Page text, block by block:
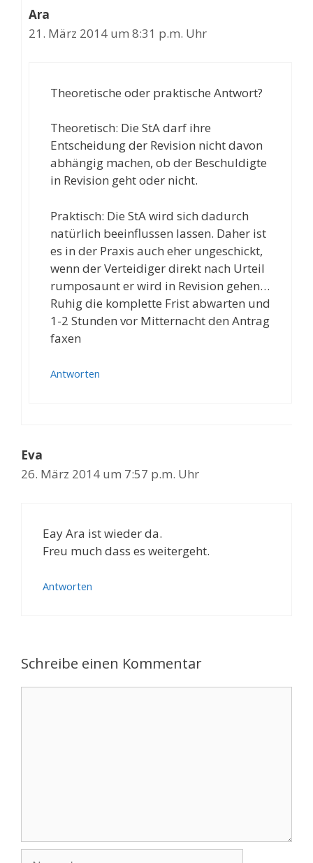
Ara
21. März 2014 um 8:31 p.m. Uhr
Theoretische oder praktische Antwort?
Theoretisch: Die StA darf ihre
Entscheidung der Revision nicht davon
abhängig machen, ob der Beschuldigte
in Revision geht oder nicht.
Praktisch: Die StA wird sich dadurch
natürlich beeinflussen lassen. Daher ist
es in der Praxis auch eher ungeschickt,
wenn der Verteidiger direkt nach Urteil
rumposaunt er wird in Revision gehen…
Ruhig die komplette Frist abwarten und
1-2 Stunden vor Mitternacht den Antrag
faxen
Antworten
Eva
26. März 2014 um 7:57 p.m. Uhr
Eay Ara ist wieder da.
Freu much dass es weitergeht.
Antworten
Schreibe einen Kommentar